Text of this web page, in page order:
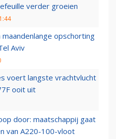
verder groeien
maandenlange opschorting
Aviv
voert langste vrachtvlucht
ooit uit
door: maatschappij gaat
van A220-100-vloot